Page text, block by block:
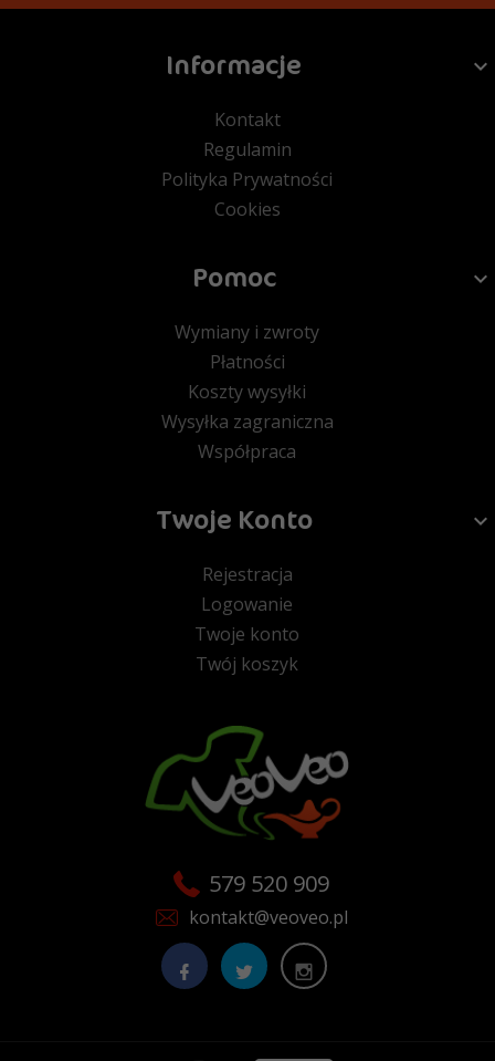
Informacje
Kontakt
Regulamin
Polityka Prywatności
Cookies
Pomoc
Wymiany i zwroty
Płatności
Koszty wysyłki
Wysyłka zagraniczna
Współpraca
Twoje Konto
Rejestracja
Logowanie
Twoje konto
Twój koszyk
579 520 909
kontakt@veoveo.pl